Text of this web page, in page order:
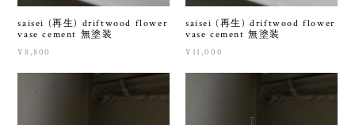
saisei (再生) driftwood flower
vase cement 無塗装
¥8,800
saisei (再生) driftwood flower
vase cement 無塗装
¥11,000